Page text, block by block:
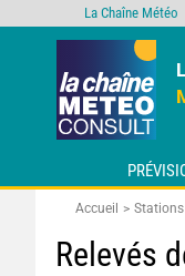
Accueil
Relevés
La Chaîne Météo